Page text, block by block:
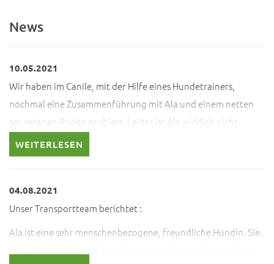
News
10.05.2021
Wir haben im Canile, mit der Hilfe eines Hundetrainers,
nochmal eine Zusammenführung mit Ala und einem netten
souveränen Rüden probiert. Leider ist Ala wirklich nicht
kompartiebel mit anderen Hunden und wir können sie
wirklich nur als Einzelhund abgeben.
WEITERLESEN
04.08.2021
Unser Transportteam berichtet :
Ala ist eine sehr menschenbezogene, freundliche Hündin. Sie